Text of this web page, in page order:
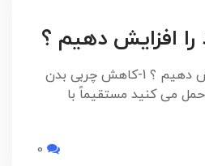
افزایش دهیم ؟
چگونه قد خود را افزایش دهیم ؟ 1-کاهش چربی بدن
می کنید مستقیماً با